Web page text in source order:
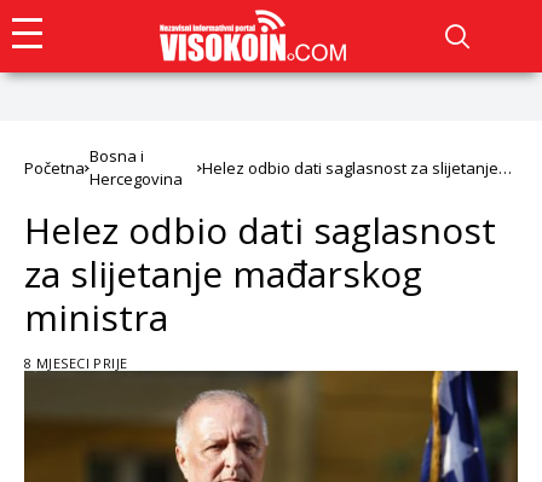
Početna
Bosna i
Hercegovina
Helez odbio dati saglasnost za slijetanje
Helez odbio dati saglasnost
za slijetanje mađarskog
ministra
8 MJESECI PRIJE